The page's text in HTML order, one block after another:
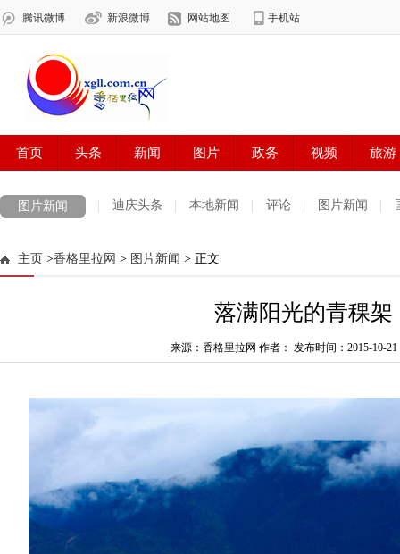
图片新闻 迪庆头条 本地新闻 评论 图片新闻
主页 >香格里拉网 > 图片新闻 > 正文
落满阳光的青稞架
来源：香格里拉网 作者： 发布时间：2015-10-21